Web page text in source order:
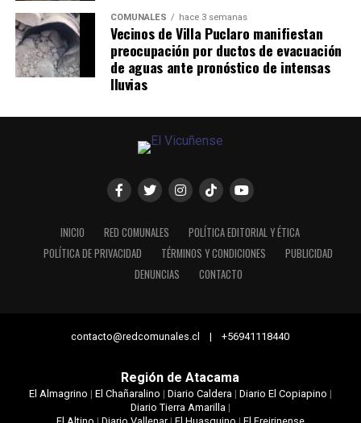
COMUNALES hace 3 semanas
Vecinos de Villa Puclaro manifiestan
preocupación por ductos de evacuación
de aguas ante pronóstico de intensas
lluvias
INICIO RED COMUNALES
POLÍTICA EDITORIAL Y ÉTICA
POLÍTICA DE PRIVACIDAD
TÉRMINOS Y CONDICIONES
PUBLICIDAD
DENUNCIAS
CONTACTO
contacto@redcomunales.cl | +56941118440
Región de Atacama
El Almagrino | El Chañaralino | Diario Caldera | Diario El Copiapino |
Diario Tierra Amarilla |